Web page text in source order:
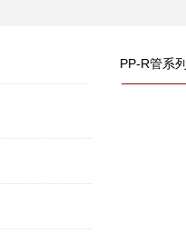
PP-R管系列